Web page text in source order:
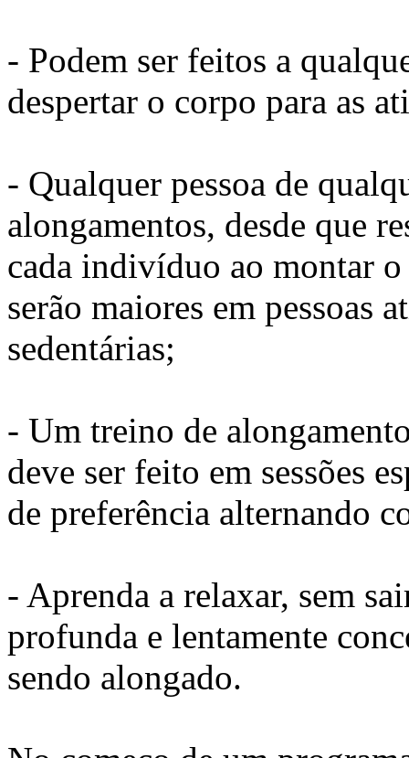
- Podem ser feitos a
despertar o corpo para as
- Qualquer pessoa de
alongamentos, desde que
cada indivíduo ao montar
serão maiores em pessoas
sedentárias;
- Um treino de
deve ser feito em sessões
de preferência alternando
- Aprenda a relaxar, sem
profunda e lentamente
sendo alongado.